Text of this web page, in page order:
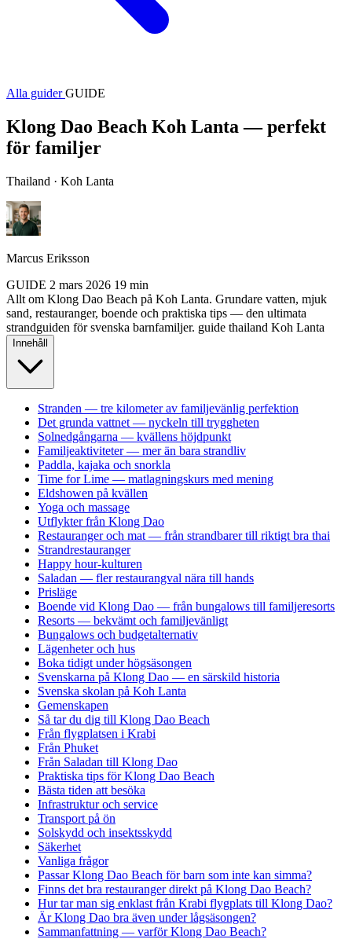
Alla guiderGUIDE
Klong Dao Beach Koh Lanta — perfekt
för familjer
Thailand · Koh Lanta
Marcus Eriksson
GUIDE 2 mars 2026 19 min
Allt om Klong Dao Beach på Koh Lanta. Grundare vatten, mjuk
sand, restauranger, boende och praktiska tips — den ultimata
strandguiden för svenska barnfamiljer. guide thailand Koh Lanta
Innehåll
Stranden — tre kilometer av familjevänlig perfektion
Det grunda vattnet — nyckeln till tryggheten
Solnedgångarna — kvällens höjdpunkt
Familjeaktiviteter — mer än bara strandliv
Paddla, kajaka och snorkla
Time for Lime — matlagningskurs med mening
Eldshowen på kvällen
Yoga och massage
Utflykter från Klong Dao
Restauranger och mat — från strandbarer till riktigt bra thai
Strandrestauranger
Happy hour-kulturen
Saladan — fler restaurangval nära till hands
Prisläge
Boende vid Klong Dao — från bungalows till familjeresorts
Resorts — bekvämt och familjevänligt
Bungalows och budgetalternativ
Lägenheter och hus
Boka tidigt under högsäsongen
Svenskarna på Klong Dao — en särskild historia
Svenska skolan på Koh Lanta
Gemenskapen
Så tar du dig till Klong Dao Beach
Från flygplatsen i Krabi
Från Phuket
Från Saladan till Klong Dao
Praktiska tips för Klong Dao Beach
Bästa tiden att besöka
Infrastruktur och service
Transport på ön
Solskydd och insektsskydd
Säkerhet
Vanliga frågor
Passar Klong Dao Beach för barn som inte kan simma?
Finns det bra restauranger direkt på Klong Dao Beach?
Hur tar man sig enklast från Krabi flygplats till Klong Dao?
Är Klong Dao bra även under lågsäsongen?
Sammanfattning — varför Klong Dao Beach?